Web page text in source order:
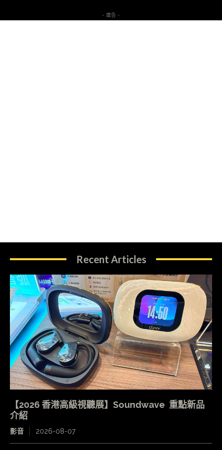
- 廣告 -
Recent Articles
【2026 香港高級視聽展】Soundwave 重點新品
介紹
影音 2026-08-07